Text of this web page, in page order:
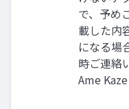
で、予め
載した内
になる場
時ご連絡
Ame